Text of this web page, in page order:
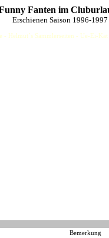
Fanten im
Erschienen Saison 1996-
- Helmut´s Sammlerseiten - Ue-Ei-
Bemerkung